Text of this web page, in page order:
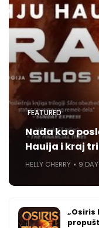
FEATURED
Nada kao
Hauija i kraj
HELLY CHERRY 9
„Osiris